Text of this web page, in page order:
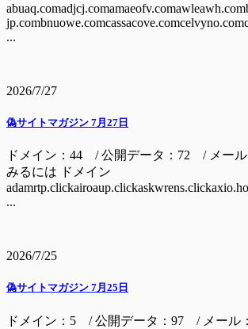
...
2026/7/27
偽サイトマガジン 7月27日
ドメイン：44 / 公開データ：72 / メール
みるには ドメイン
...
2026/7/25
偽サイトマガジン 7月25日
ドメイン：5 / 公開データ：97 / メール